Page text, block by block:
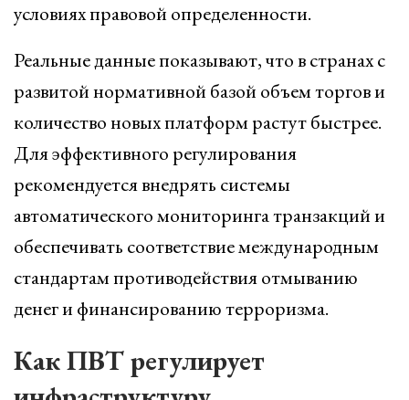
условиях правовой определенности.
Реальные данные показывают, что в странах с
развитой нормативной базой объем торгов и
количество новых платформ растут быстрее.
Для эффективного регулирования
рекомендуется внедрять системы
автоматического мониторинга транзакций и
обеспечивать соответствие международным
стандартам противодействия отмыванию
денег и финансированию терроризма.
Как ПВТ регулирует